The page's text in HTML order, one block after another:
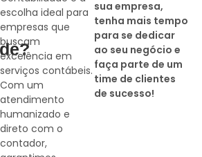
escolha ideal para
empresas que
buscam
excelência em
serviços contábeis.
Com um
atendimento
humanizado e
direto com o
contador,
sua empresa,
tenha mais tempo
para se dedicar
ao seu negócio e
faça parte de um
time de clientes
de sucesso!